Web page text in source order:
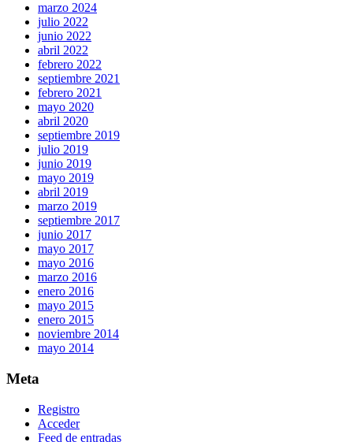
marzo 2024
julio 2022
junio 2022
abril 2022
febrero 2022
septiembre 2021
febrero 2021
mayo 2020
abril 2020
septiembre 2019
julio 2019
junio 2019
mayo 2019
abril 2019
marzo 2019
septiembre 2017
junio 2017
mayo 2017
mayo 2016
marzo 2016
enero 2016
mayo 2015
enero 2015
noviembre 2014
mayo 2014
Meta
Registro
Acceder
Feed de entradas